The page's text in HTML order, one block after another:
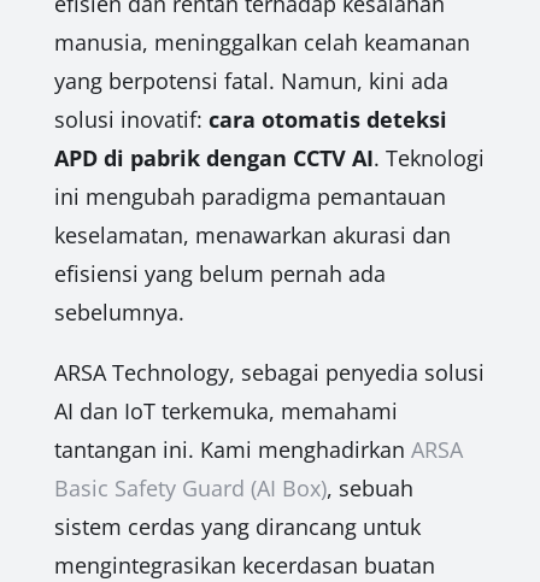
manusia, meninggalkan celah keamanan
yang berpotensi fatal. Namun, kini ada
solusi inovatif: cara otomatis deteksi
APD di pabrik dengan CCTV AI. Teknologi
ini mengubah paradigma pemantauan
keselamatan, menawarkan akurasi dan
efisiensi yang belum pernah ada
sebelumnya.
ARSA Technology, sebagai penyedia solusi
AI dan IoT terkemuka, memahami
tantangan ini. Kami menghadirkan ARSA
Basic Safety Guard (AI Box), sebuah
sistem cerdas yang dirancang untuk
mengintegrasikan kecerdasan buatan